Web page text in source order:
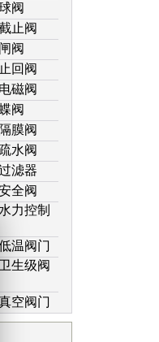
阀
止阀
阀
回阀
磁阀
阀
膜阀
水阀
滤器
全阀
力控制
温阀门
生级阀
空阀门